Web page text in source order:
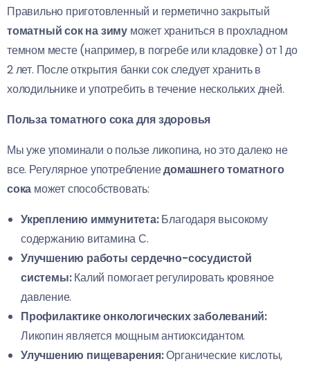
Правильно приготовленный и герметично закрытый
томатный сок на зиму может храниться в прохладном
темном месте (например, в погребе или кладовке) от 1 до
2 лет. После открытия банки сок следует хранить в
холодильнике и употребить в течение нескольких дней.
Польза томатного сока для здоровья
Мы уже упоминали о пользе ликопина, но это далеко не
все. Регулярное употреблениедомашнего томатного
сока может способствовать:
Укреплению иммунитета:Благодаря высокому
содержанию витамина С.
Улучшению работы сердечно-сосудистой
системы:Калий помогает регулировать кровяное
давление.
Профилактике онкологических заболеваний:
Ликопин является мощным антиоксидантом.
Улучшению пищеварения:Органические кислоты,